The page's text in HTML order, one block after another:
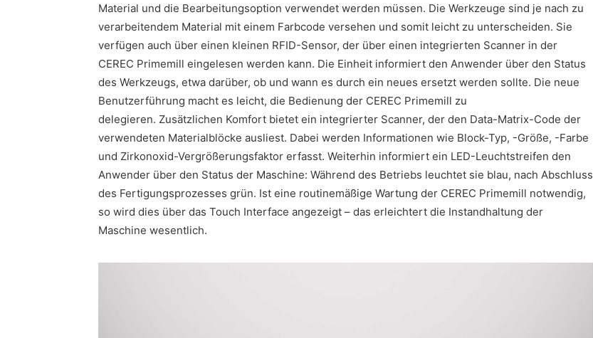
Material und die Bearbeitungsoption verwendet werden müssen. Die Werkzeuge sind je nach zu
verarbeitendem Material mit einem Farbcode versehen und somit leicht zu unterscheiden. Sie
verfügen auch über einen kleinen RFID-Sensor, der über einen integrierten Scanner in der
CEREC Primemill eingelesen werden kann. Die Einheit informiert den Anwender über den Status
des Werkzeugs, etwa darüber, ob und wann es durch ein neues ersetzt werden sollte. Die neue
Benutzerführung macht es leicht, die Bedienung der CEREC Primemill zu
delegieren. Zusätzlichen Komfort bietet ein integrierter Scanner, der den Data-Matrix-Code der
verwendeten Materialblöcke ausliest. Dabei werden Informationen wie Block-Typ, -Größe, -Farbe
und Zirkonoxid-Vergrößerungsfaktor erfasst. Weiterhin informiert ein LED-Leuchtstreifen den
Anwender über den Status der Maschine: Während des Betriebs leuchtet sie blau, nach Abschluss
des Fertigungsprozesses grün. Ist eine routinemäßige Wartung der CEREC Primemill notwendig,
so wird dies über das Touch Interface angezeigt – das erleichtert die Instandhaltung der
Maschine wesentlich.